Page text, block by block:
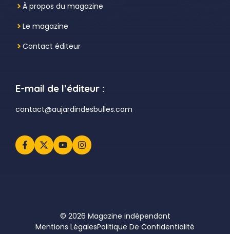
À propos du magazine
Le magazine
Contact éditeur
E-mail de l’éditeur :
contact@aujardindesbulles.com
© 2026 Magazine indépendant
Mentions LégalesPolitique De Confidentialité